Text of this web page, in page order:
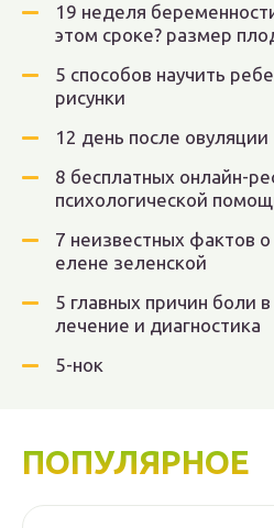
19 неделя
этом сроке? размер
5 способов научить
рисунки
12 день после овуляции
8 бесплатных онлайн-
психологической
7 неизвестных фактов
елене зеленской
5 главных причин боли
лечение и диагностика
5-нок
ПОПУЛЯРНОЕ